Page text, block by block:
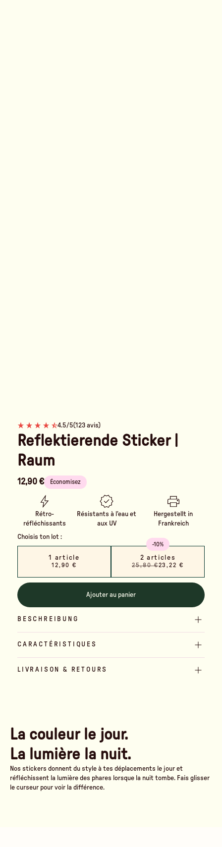
4.5/5(123 avis)
Reflektierende Sticker |
Raum
12,90 € Économisez
Rétro-
réfléchissants
Résistants à l’eau et
aux UV
Hergestellt in
Frankreich
Choisis ton lot :
1 article
12,90 €
-10%
2 articles
25,80 €23,22 €
Ajouter au panier
BESCHREIBUNG
CARACTÉRISTIQUES
LIVRAISON & RETOURS
La couleur le jour.
La lumière la nuit.
Nos stickers donnent du style à tes déplacements le jour et
réfléchissent la lumière des phares lorsque la nuit tombe. Fais glisser
le curseur pour voir la différence.